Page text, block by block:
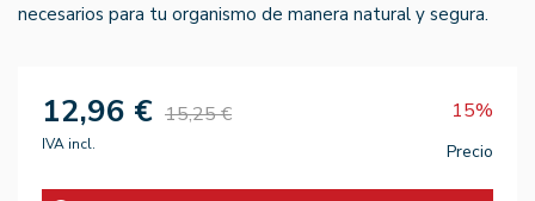
necesarios para tu organismo de manera natural y segura.
12,96 € 15,25 € 15%
IVA incl. Precio